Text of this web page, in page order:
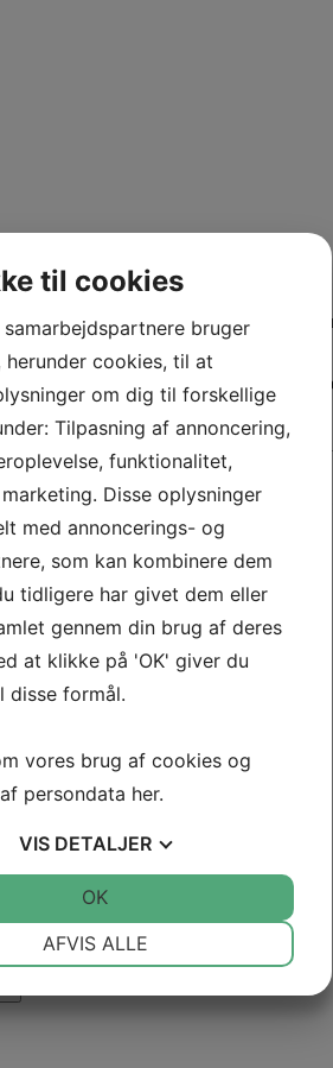
slides hurtigere af trafik og vejr.
kan gasbrænderen bruges til at forhindre
bedre synlighed i mørke og under
for at sikre optimal vedhæftning
tør overflade og brug af glasperler
+
til cookies
bruger
herunder cookies, til at
om dig til forskellige
Tilpasning af annoncering,
funktionalitet,
Disse oplysninger
med annoncerings- og
som kan kombinere dem
tidligere har givet dem eller
gennem din brug af deres
at klikke på 'OK' giver du
disse formål.
vores brug af cookies og
persondata her.
VIS DETALJER
AFVIS ALLE
OK